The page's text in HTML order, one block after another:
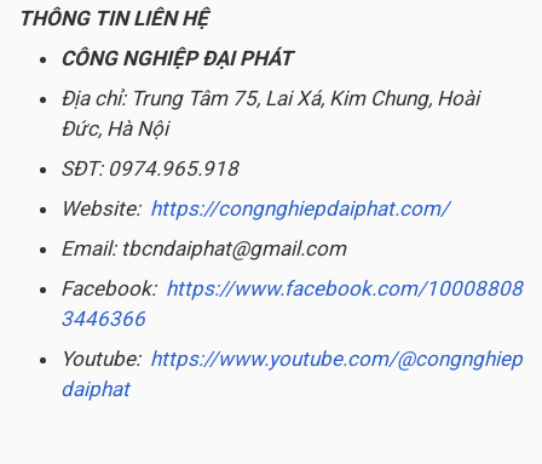
THÔNG TIN LIÊN HỆ
CÔNG NGHIỆP ĐẠI PHÁT
Địa chỉ: Trung Tâm 75, Lai Xá, Kim Chung, Hoài
Đức, Hà Nội
SĐT: 0974.965.918
Website: https://congnghiepdaiphat.com/
Email: tbcndaiphat@gmail.com
Facebook: https://www.facebook.com/10008808
3446366
Youtube: https://www.youtube.com/@congnghiep
daiphat